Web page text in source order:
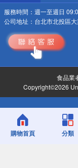
服務時間： 週一至週日
公司地址： 台北市北投區
食品業
Copyright©2026
購物首頁 分類